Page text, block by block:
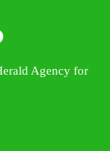
Agency for